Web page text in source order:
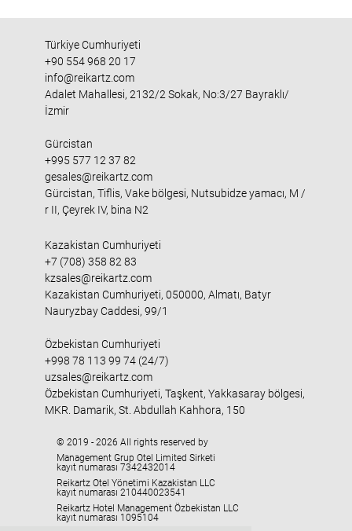
Türkiye Cumhuriyeti
+90 554 968 20 17
info@reikartz.com
Adalet Mahallesi, 2132/2 Sokak, No:3/27 Bayraklı/
İzmir
Gürcistan
+995 577 12 37 82
gesales@reikartz.com
Gürcistan, Tiflis, Vake bölgesi, Nutsubidze yamacı, M /
r II, Çeyrek IV, bina N2
Kazakistan Cumhuriyeti
+7 (708) 358 82 83
kzsales@reikartz.com
Kazakistan Cumhuriyeti, 050000, Almatı, Batyr
Nauryzbay Caddesi, 99/1
Özbekistan Cumhuriyeti
+998 78 113 99 74 (24/7)
uzsales@reikartz.com
Özbekistan Cumhuriyeti, Taşkent, Yakkasaray bölgesi,
MKR. Damarik, St. Abdullah Kahhora, 150
© 2019 - 2026 All rights reserved by
Management Grup Otel Limited Sirketi
kayıt numarası 7342432014
Reikartz Otel Yönetimi Kazakistan LLC
kayıt numarası 210440023541
Reikartz Hotel Management Özbekistan LLC
kayıt numarası 1095104